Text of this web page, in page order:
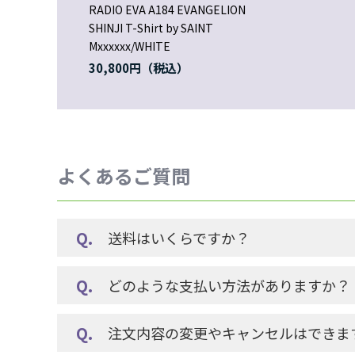
RADIO EVA A184 EVANGELION
SHINJI T-Shirt by SAINT
Mxxxxxx/WHITE
30,800円
よくあるご質問
送料はいくらですか？
どのような支払い方法がありますか？
注文内容の変更やキャンセルはできま